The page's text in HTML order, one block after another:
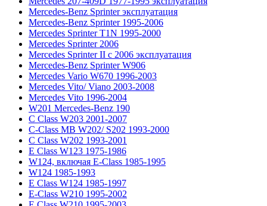
Mercedes-Benz Sprinter эксплуатация
Mercedes-Benz Sprinter 1995-2006
Mercedes Sprinter T1N 1995-2000
Mercedes Sprinter 2006
Mercedes Sprinter II с 2006 эксплуатация
Mercedes-Benz Sprinter W906
Mercedes Vario W670 1996-2003
Mercedes Vito/ Viano 2003-2008
Mercedes Vito 1996-2004
W201 Mercedes-Benz 190
C Class W203 2001-2007
C-Class MB W202/ S202 1993-2000
C Class W202 1993-2001
E Class W123 1975-1986
W124, включая E-Class 1985-1995
W124 1985-1993
E Class W124 1985-1997
E-Class W210 1995-2002